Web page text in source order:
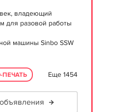
владеющий
для разовой работы
машины Sinbo SSW
ПЕЧАТЬ Еще 1454